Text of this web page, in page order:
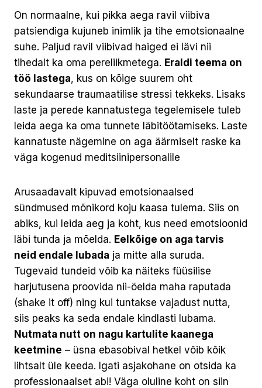
On normaalne, kui pikka aega ravil viibiva
patsiendiga kujuneb inimlik ja tihe emotsionaalne
suhe. Paljud ravil viibivad haiged ei lävi nii
tihedalt ka oma pereliikmetega. Eraldi teema on
töö lastega, kus on kõige suurem oht
sekundaarse traumaatilise stressi tekkeks. Lisaks
laste ja perede kannatustega tegelemisele tuleb
leida aega ka oma tunnete läbitöötamiseks. Laste
kannatuste nägemine on aga äärmiselt raske ka
väga kogenud meditsiinipersonalile
Arusaadavalt kipuvad emotsionaalsed
sündmused mõnikord koju kaasa tulema. Siis on
abiks, kui leida aeg ja koht, kus need emotsioonid
läbi tunda ja mõelda. Eelkõige on aga tarvis
neid endale lubada ja mitte alla suruda.
Tugevaid tundeid võib ka näiteks füüsilise
harjutusena proovida nii-öelda maha raputada
(shake it off) ning kui tuntakse vajadust nutta,
siis peaks ka seda endale kindlasti lubama.
Nutmata nutt on nagu kartulite kaanega
keetmine – üsna ebasobival hetkel võib kõik
lihtsalt üle keeda. Igati asjakohane on otsida ka
professionaalset abi! Väga oluline koht on siin